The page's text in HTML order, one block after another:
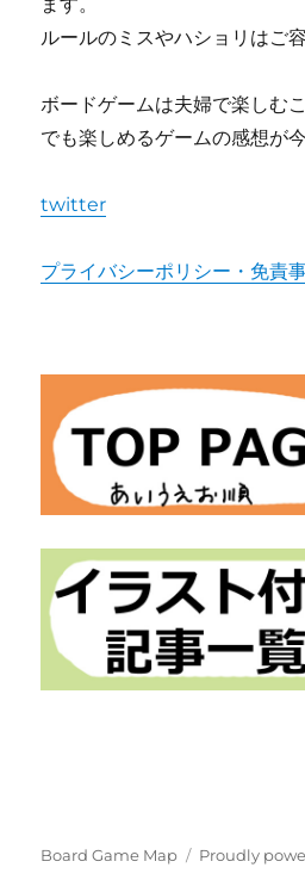
ルールのミスやハショリはご
ボードゲームは夫婦で楽しむ
でも楽しめるゲームの感想が
twitter
プライバシーポリシー・免責
Board Game Map Proudly